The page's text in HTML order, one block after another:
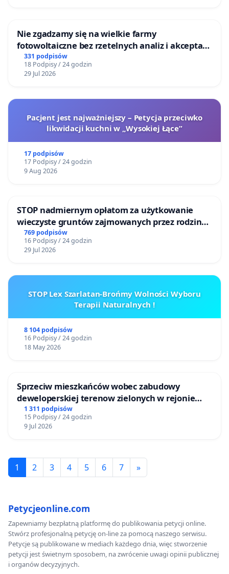
Nie zgadzamy się na wielkie farmy
fotowoltaiczne bez rzetelnych analiz i akceptacji
mieszkańców
331 podpisów
18 Podpisy / 24 godzin
29 Jul 2026
Pacjent jest najważniejszy – Petycja przeciwko
likwidacji kuchni w „Wysokiej Łące”
17 podpisów
17 Podpisy / 24 godzin
9 Aug 2026
STOP nadmiernym opłatom za użytkowanie
wieczyste gruntów zajmowanych przez rodzinne
ogrody działkowe.
769 podpisów
16 Podpisy / 24 godzin
29 Jul 2026
STOP Lex Szarlatan-Brońmy Wolności Wyboru
Terapii Naturalnych !
8 104 podpisów
16 Podpisy / 24 godzin
18 May 2026
Sprzeciw mieszkańców wobec zabudowy
deweloperskiej terenow zielonych w rejonie
Bulwarów Straceńskich w Bielsku-Białej
1 311 podpisów
15 Podpisy / 24 godzin
9 Jul 2026
1 2 3 4 5 6 7 »
Petycjeonline.com
Zapewniamy bezpłatną platformę do publikowania petycji online.
Stwórz profesjonalną petycję on-line za pomocą naszego serwisu.
Petycje są publikowane w mediach każdego dnia, więc stworzenie
petycji jest świetnym sposobem, na zwrócenie uwagi opinii publicznej
i organów decyzyjnych.